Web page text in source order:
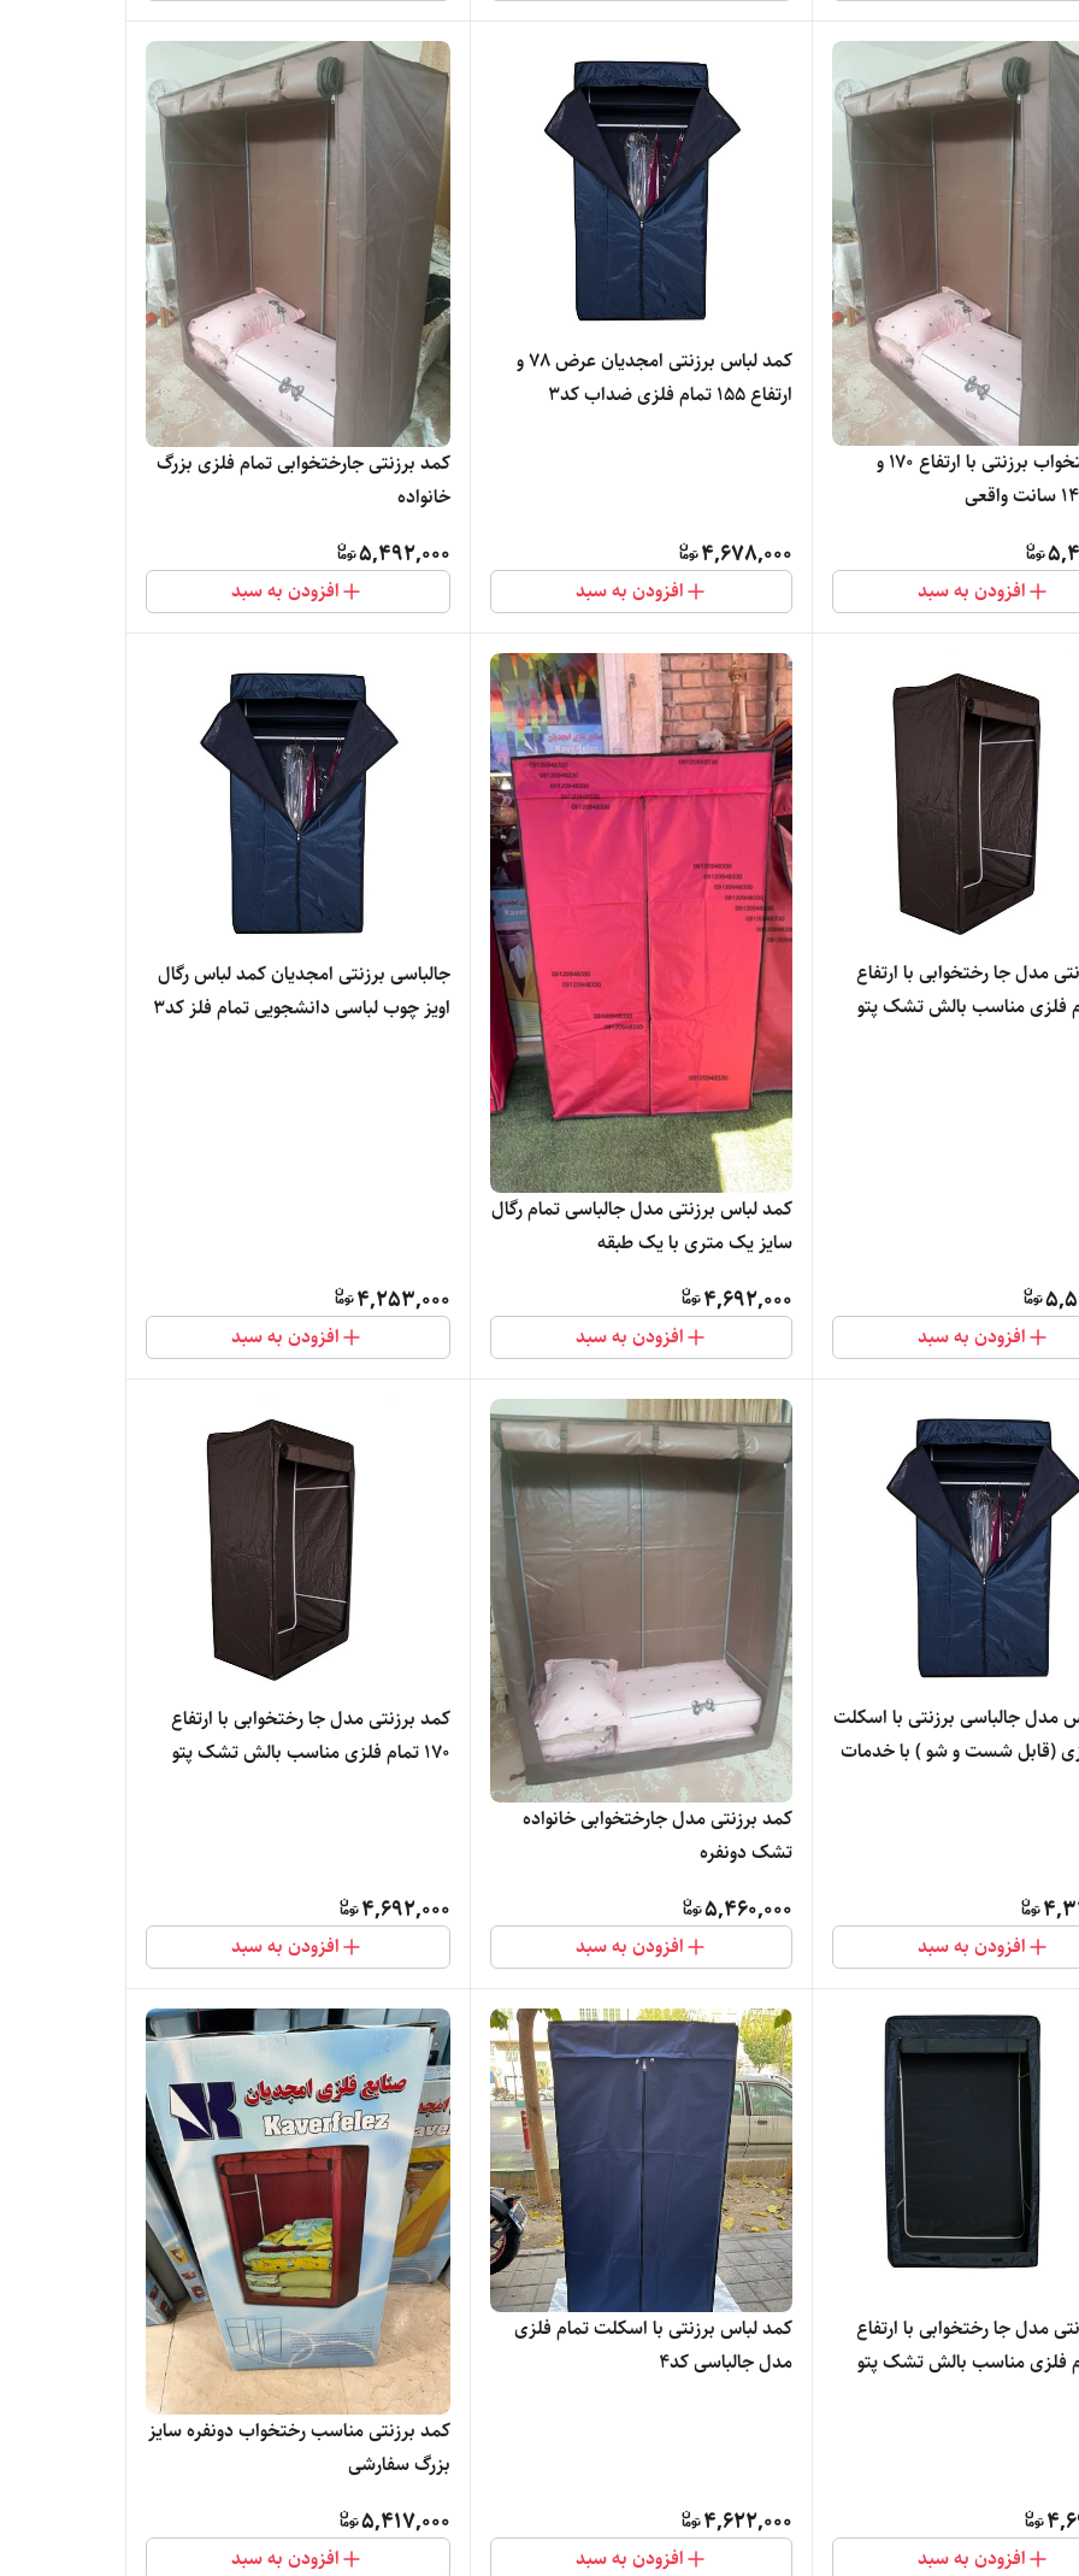
کمد رختخواب برزنتی با ارتفاع ۱۷۰ و
افزودن به سبد
کمد لباس برزنتی امجدیان عرض 78 و
ارتفاع 155 تمام فلزی ضداب کد3
4,678,000
افزودن به سبد
کمد برزنتی جارختخوابی تمام فلزی بزرگ
خانواده
5,492,000
افزودن به سبد
مدل جا رختخوابی با ارتفاع
فلزی مناسب بالش تشک پتو
افزودن به سبد
کمد لباس برزنتی مدل جالباسی تمام رگال
سایز یک متری با یک طبقه
4,692,000
افزودن به سبد
جالباسی برزنتی امجدیان کمد لباس رگال
اویز چوب لباسی دانشجویی تمام فلز کد3
4,253,000
افزودن به سبد
مدل جالباسی برزنتی با اسکلت
(قابل شست و شو ) با خدمات
افزودن به سبد
کمد برزنتی مدل جارختخوابی خانواده
تشک دونفره
5,460,000
افزودن به سبد
کمد برزنتی مدل جا رختخوابی با ارتفاع
170 تمام فلزی مناسب بالش تشک پتو
4,692,000
افزودن به سبد
مدل جا رختخوابی با ارتفاع
فلزی مناسب بالش تشک پتو
افزودن به سبد
کمد لباس برزنتی با اسکلت تمام فلزی
مدل جالباسی کد4
4,622,000
افزودن به سبد
کمد برزنتی مناسب رختخواب دونفره سایز
بزرگ سفارشی
5,417,000
افزودن به سبد